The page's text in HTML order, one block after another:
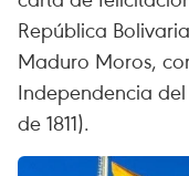
República
Maduro Moros,
Independencia
de 1811).